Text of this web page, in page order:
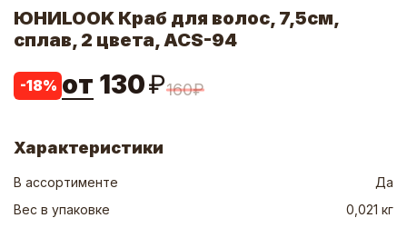
ЮНИLOOK Краб для волос, 7,5см,
сплав, 2 цвета, ACS-94
-18% от 130₽160₽
Характеристики
В ассортименте
Да
Вес в упаковке
0,021 кг